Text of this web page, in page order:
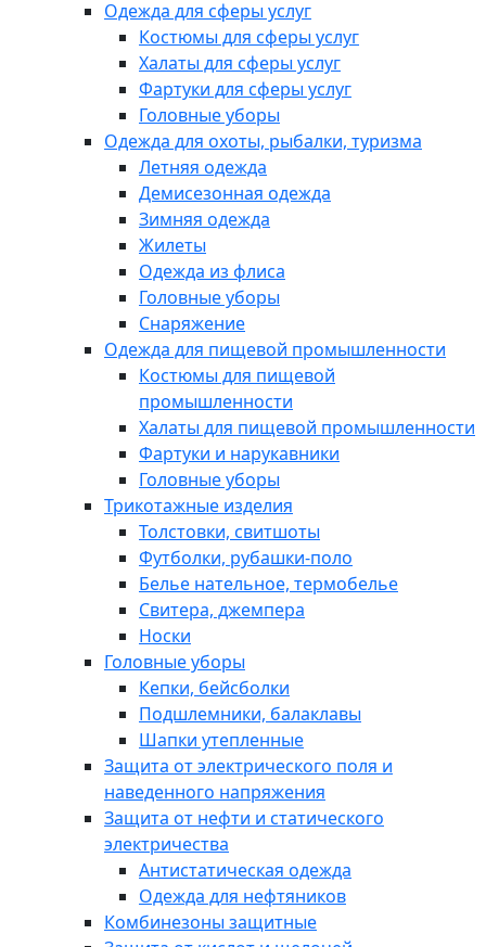
Одежда для сферы услуг
Костюмы для сферы услуг
Халаты для сферы услуг
Фартуки для сферы услуг
Головные уборы
Одежда для охоты, рыбалки, туризма
Летняя одежда
Демисезонная одежда
Зимняя одежда
Жилеты
Одежда из флиса
Головные уборы
Снаряжение
Одежда для пищевой промышленности
Костюмы для пищевой
промышленности
Халаты для пищевой промышленности
Фартуки и нарукавники
Головные уборы
Трикотажные изделия
Толстовки, свитшоты
Футболки, рубашки-поло
Белье нательное, термобелье
Свитера, джемпера
Носки
Головные уборы
Кепки, бейсболки
Подшлемники, балаклавы
Шапки утепленные
Защита от электрического поля и
наведенного напряжения
Защита от нефти и статического
электричества
Антистатическая одежда
Одежда для нефтяников
Комбинезоны защитные